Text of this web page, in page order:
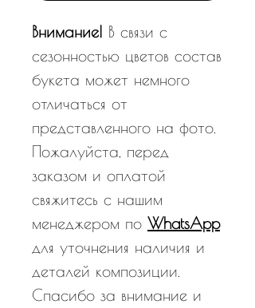
Внимание! В связи с
сезонностью цветов состав
букета может немного
отличаться от
представленного на фото.
Пожалуйста, перед
заказом и оплатой
свяжитесь с нашим
менеджером по WhatsApp
для уточнения наличия и
деталей композиции.
Спасибо за внимание и